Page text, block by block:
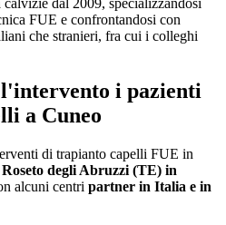
dal 2009, specializzandosi
FUE e confrontandosi con
che stranieri, fra cui i colleghi
l'intervento i pazienti
a Cuneo
di trapianto capelli FUE in
degli Abruzzi (TE) in
alcuni centri partner in Italia e in